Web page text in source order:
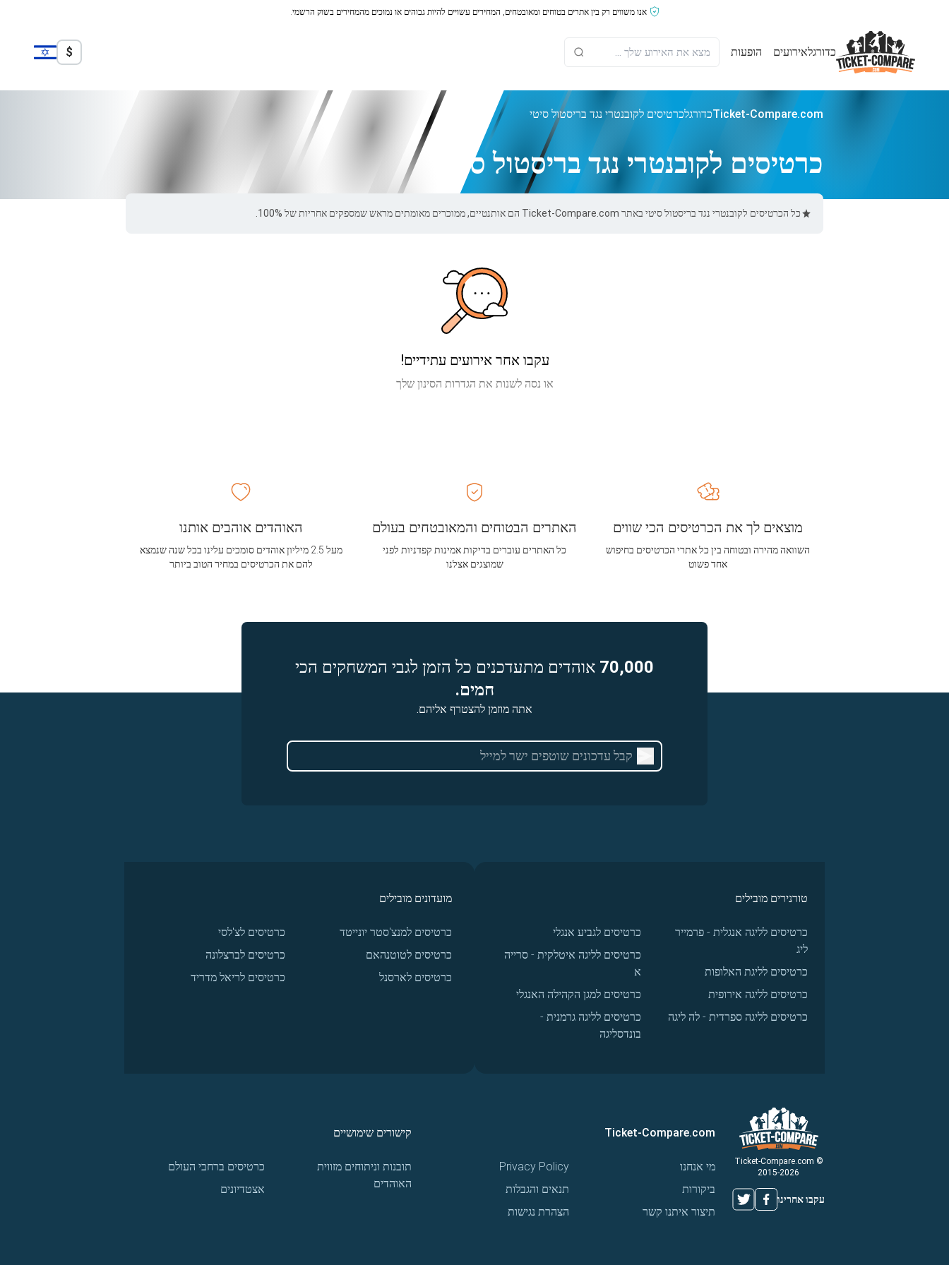
אנו משווים רק בין אתרים בטוחים ומאובטחים, המחירים עשויים להיות גבוהים או נמוכים מהמחירים בשוק הרשמי.
כדורגלאירועים הופעות $
Ticket-Compare.comכדורגלכרטיסים לקובנטרי נגד בריסטול סיטי
כרטיסים לקובנטרי נגד בריסטול סיטי
כל הכרטיסים לקובנטרי נגד בריסטול סיטי באתר Ticket-Compare.com הם אותנטיים, ממוכרים מאומתים מראש שמספקים אחריות של 100%.
עקבו אחר אירועים עתידיים!
או נסה לשנות את הגדרות הסינון שלך
האתרים הבטוחים והמאובטחים בעולם
כל האתרים עוברים בדיקות אמינות קפדניות לפני
שמוצגים אצלנו
מוצאים לך את הכרטיסים הכי שווים
השוואה מהירה ובטוחה בין כל אתרי הכרטיסים בחיפוש
אחד פשוט
האוהדים אוהבים אותנו
מעל 2.5 מיליון אוהדים סומכים עלינו בכל שנה שנמצא
להם את הכרטיסים במחיר הטוב ביותר
70,000 אוהדים מתעדכנים כל הזמן לגבי המשחקים הכי
חמים.
אתה מוזמן להצטרף אליהם.
טורנירים מובילים
כרטיסים לליגה אנגלית - פרמייר
ליג
כרטיסים לליגת האלופות
כרטיסים לליגה אירופית
כרטיסים לליגה ספרדית - לה ליגה
כרטיסים לגביע אנגלי
כרטיסים לליגה איטלקית - סרייה
א
כרטיסים למגן הקהילה האנגלי
כרטיסים לליגה גרמנית -
בונדסליגה
מועדונים מובילים
כרטיסים למנצ'סטר יונייטד
כרטיסים לטוטנהאם
כרטיסים לארסנל
כרטיסים לצ'לסי
כרטיסים לברצלונה
כרטיסים לריאל מדריד
© Ticket-Compare.com
2015-2026
עקבו אחרינו
Ticket-Compare.com
מי אנחנו
ביקורות
תיצור איתנו קשר
Privacy Policy
תנאים והגבלות
הצהרת נגישות
קישורים שימושיים
תובנות וניתוחים מזווית
האוהדים
כרטיסים ברחבי העולם
אצטדיונים